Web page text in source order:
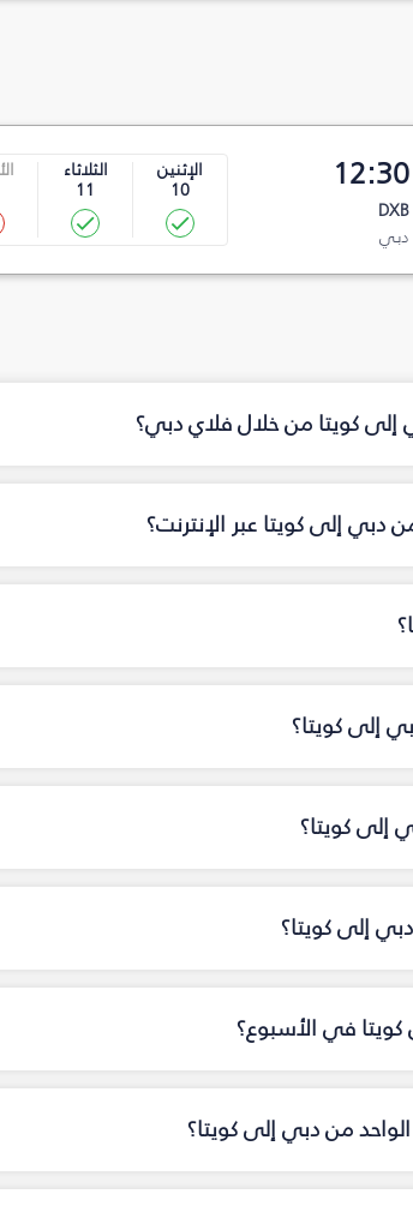
12:30
DXB
دبي
الإثنين
10
الثلاثاء
11
إلى كويتا من خلال فلاي دبي؟
إلى كويتا عبر الإنترنت؟
إلى كويتا؟
إلى كويتا؟
إلى كويتا؟
في الأسبوع؟
الواحد من دبي إلى كويتا؟